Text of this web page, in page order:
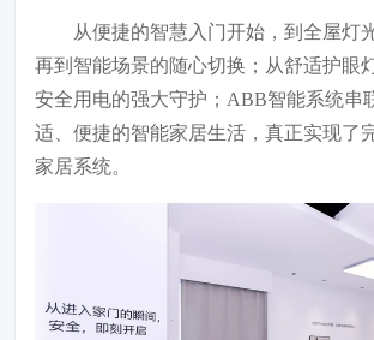
从便捷的智慧入门开始，到全屋灯
再到智能场景的随心切换；从舒适护眼
安全用电的强大守护；ABB智能系统串
适、便捷的智能家居生活，真正实现了
家居系统。